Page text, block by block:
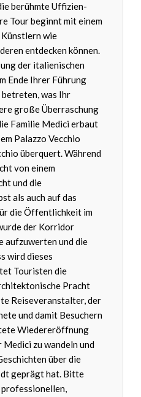
berühmte Uffizien-
Tour beginnt mit einem
wie
entdecken können.
der italienischen
Ende Ihrer Führung
betreten, was Ihr
große Überraschung
Familie Medici erbaut
Palazzo Vecchio
überquert. Während
von einem
und die
als auch auf das
die Öffentlichkeit im
der Korridor
aufzuwerten und die
wird dieses
Touristen die
Pracht
Reiseveranstalter, der
und damit Besuchern
Wiedereröffnung
zu wandeln und
über die
geprägt hat. Bitte
professionellen,